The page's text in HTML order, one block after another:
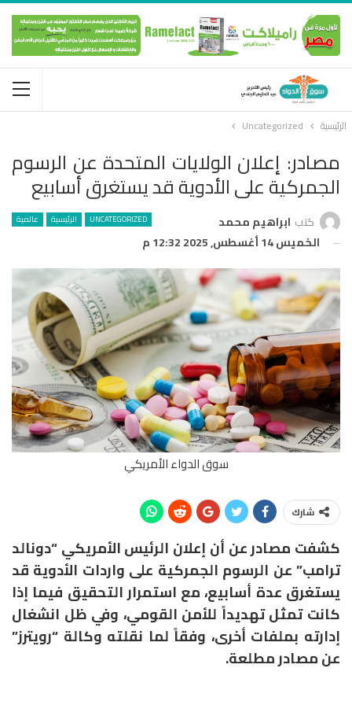
الرئيسية Uncategorized
مصادر: إعلان الولايات المتحدة عن الرسوم
الجمركية على الأدوية قد يستغرق أسابيع
UNCATEGORIZED الرئيسية عالمية كتب ابراهيم محمد
الخميس 14 أغسطس, 2025 12:32 م
سوق الدواء الأمريكي
شارك
كشفت مصادر عن أن إعلان الرئيس الأمريكي “دونالد
ترامب” عن الرسوم الجمركية على واردات الأدوية قد
يستغرق عدة أسابيع، مع استمرار التحقيق فيما إذا
كانت تمثل تهديداً للأمن القومي، وفي ظل انشغال
إدارته بملفات أخرى، وفقاً لما نقلته وكالة “رويترز”
عن مصادر مطلعة.